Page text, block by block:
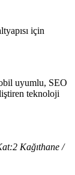
için
uyumlu, SEO
teknoloji
Kağıthane /